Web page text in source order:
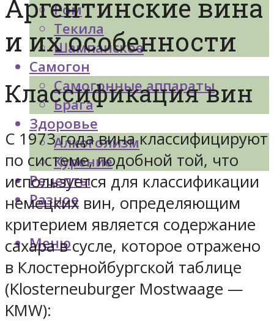
Ром
Текила
Шампанское
Самогон
Самогонные аппараты
Брага
Здоровье
Алкоголизм
Курение
Рецепты
Разное
Меню
Аргентинские вина
и их особенности
Классификация вин
С 1973 года вина классифицируют
по системе, подобной той, что
используется для классификации
немецких вин, определяющим
критерием является содержание
сахара в сусле, которое отражено
в Клостернойбургской таблице
(Klosterneuburger Mostwaage —
KMW):